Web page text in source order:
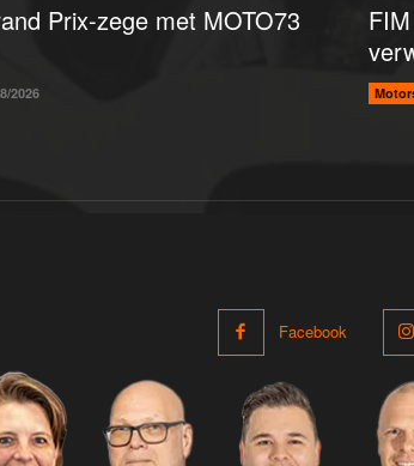
Prix-zege met MOTO73
2026
Facebook